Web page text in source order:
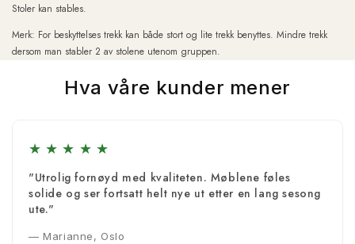
Stoler kan stables.
Merk: For beskyttelses trekk kan både stort og lite trekk benyttes. Mindre trekk
dersom man stabler 2 av stolene utenom gruppen.
Hva våre kunder mener
★ ★ ★ ★ ★
"Utrolig fornøyd med kvaliteten. Møblene føles
solide og ser fortsatt helt nye ut etter en lang sesong
ute."
— Marianne, Oslo